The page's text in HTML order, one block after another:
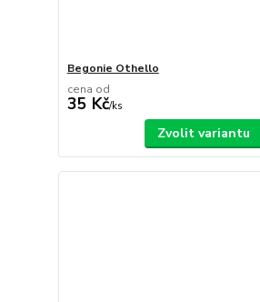
Begonie Othello
cena od
35 Kč/ks
Zvolit variantu